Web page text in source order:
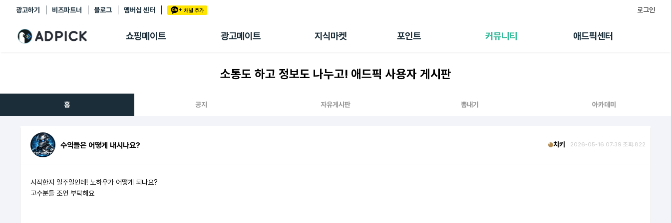
광고하기 비즈파트너 블로그 멤버십 센터 로그인
쇼핑메이트 광고메이트 지식마켓 포인트 커뮤니티 애드픽센터
추천상품
쇼핑 에이전트
광고리포트
출석 룰렛
후원
랭킹
멤버십 센터
소통도 하고 정보도 나누고! 애드픽 사용자 게시판
홈 공지 자유게시판 뽐내기 아카데미
수익들은 어떻게 내시나요? 치키 2026-05-16 07:39 조회:822
시작한지 일주일인데! 노하우가 어떻게 되나요?
고수분들 조언 부탁해요